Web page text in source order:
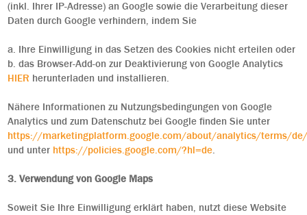
(inkl. Ihrer IP-Adresse) an Google sowie die Verarbeitung dieser
Daten durch Google verhindern, indem Sie
a. Ihre Einwilligung in das Setzen des Cookies nicht erteilen oder
b. das Browser-Add-on zur Deaktivierung von Google Analytics
HIER herunterladen und installieren.
Nähere Informationen zu Nutzungsbedingungen von Google
Analytics und zum Datenschutz bei Google finden Sie unter
https://marketingplatform.google.com/about/analytics/terms/de/
und unter https://policies.google.com/?hl=de.
3. Verwendung von Google Maps
Soweit Sie Ihre Einwilligung erklärt haben, nutzt diese Website